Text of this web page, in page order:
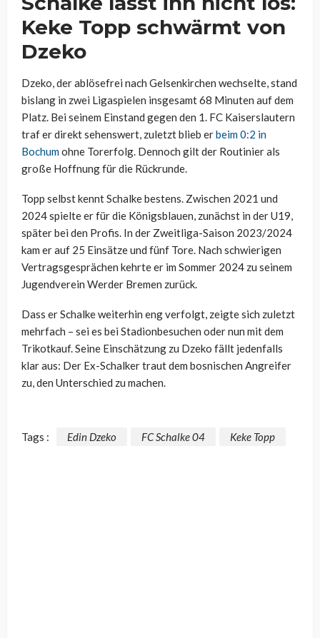
Keke Topp schwärmt von
Dzeko
Dzeko, der ablösefrei nach Gelsenkirchen wechselte, stand
bislang in zwei Ligaspielen insgesamt 68 Minuten auf dem
Platz. Bei seinem Einstand gegen den 1. FC Kaiserslautern
traf er direkt sehenswert, zuletzt blieb erbeim 0:2 in
Bochumohne Torerfolg. Dennoch gilt der Routinier als
große Hoffnung für die Rückrunde.
Topp selbst kennt Schalke bestens. Zwischen 2021 und
2024 spielte er für die Königsblauen, zunächst in der U19,
später bei den Profis. In der Zweitliga-Saison 2023/2024
kam er auf 25 Einsätze und fünf Tore. Nach schwierigen
Vertragsgesprächen kehrte er im Sommer 2024 zu seinem
Jugendverein Werder Bremen zurück.
Dass er Schalke weiterhin eng verfolgt, zeigte sich zuletzt
mehrfach – sei es bei Stadionbesuchen oder nun mit dem
Trikotkauf. Seine Einschätzung zu Dzeko fällt jedenfalls
klar aus: Der Ex-Schalker traut dem bosnischen Angreifer
zu, den Unterschied zu machen.
Tags : Edin Dzeko FC Schalke 04 Keke Topp